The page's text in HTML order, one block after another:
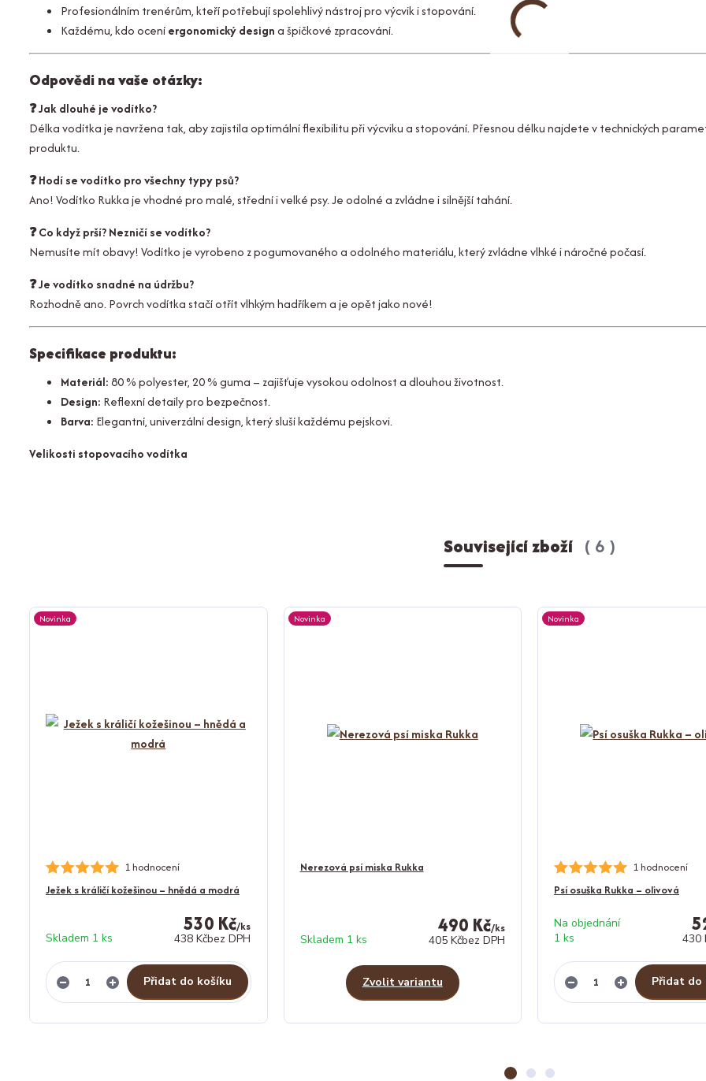
Profesionálním trenérům, kteří potřebují spolehlivý nástroj pro výcvik i stopování.
Každému, kdo oceníergonomický designa špičkové zpracování.
Odpovědi na vaše otázky:
❓ Jak dlouhé je vodítko?
Délka vodítka je navržena tak, aby zajistila optimální flexibilitu při výcviku a stopování. Přesnou délku najdete v technických
produktu.
❓ Hodí se vodítko pro všechny typy psů?
Ano! Vodítko Rukka je vhodné pro malé, střední i velké psy. Je odolné a zvládne i silnější tahání.
❓ Co když prší? Nezničí se vodítko?
Nemusíte mít obavy! Vodítko je vyrobeno z pogumovaného a odolného materiálu, který zvládne vlhké i náročné počasí.
❓ Je vodítko snadné na údržbu?
Rozhodně ano. Povrch vodítka stačí otřít vlhkým hadříkem a je opět jako nové!
Specifikace produktu:
Materiál:80 % polyester, 20 % guma – zajišťuje vysokou odolnost a dlouhou životnost.
Design: Reflexní detaily pro bezpečnost.
Barva: Elegantní, univerzální design, který sluší každému pejskovi.
Velikosti stopovacího vodítka
Související zboží 6
Novinka
1 hodnocení
Ježek s králičí kožešinou – hnědá a modrá
530 Kč/ks
438 Kčbez DPH
Skladem 1 ks
Přidat do košíku
Novinka
Nerezová psí miska Rukka
490 Kč/ks
405 Kčbez DPH
Skladem 1 ks
Zvolit variantu
Novinka
1 hodnocení
Psí osuška Rukka – olivová
430
Na objednání
1 ks
Přidat do